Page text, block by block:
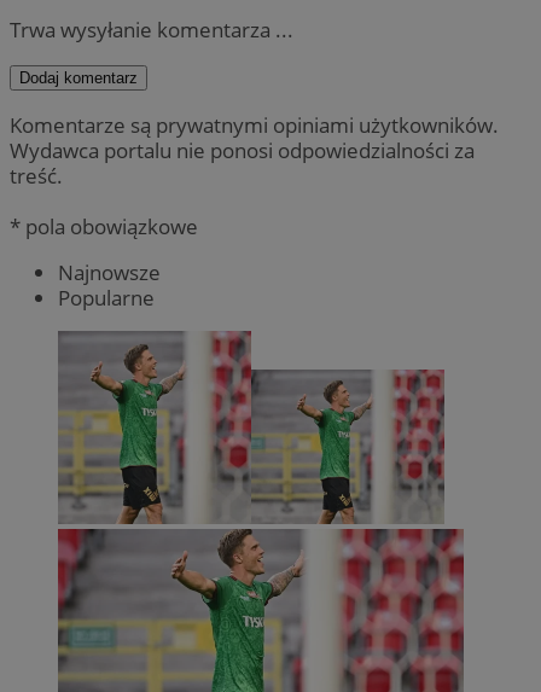
Trwa wysyłanie komentarza ...
Dodaj komentarz
Komentarze są prywatnymi opiniami użytkowników.
Wydawca portalu nie ponosi odpowiedzialności za
treść.
* pola obowiązkowe
Najnowsze
Popularne